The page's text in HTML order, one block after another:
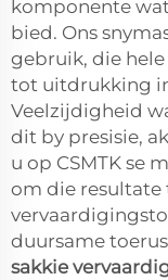
komponente
bied. Ons
gebruik, die
tot uitdrukking
Veelzijdigheid
dit by presisie,
u op CSMTK se
om die resultate
duursame
sakkie